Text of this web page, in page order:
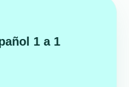
1 a 1